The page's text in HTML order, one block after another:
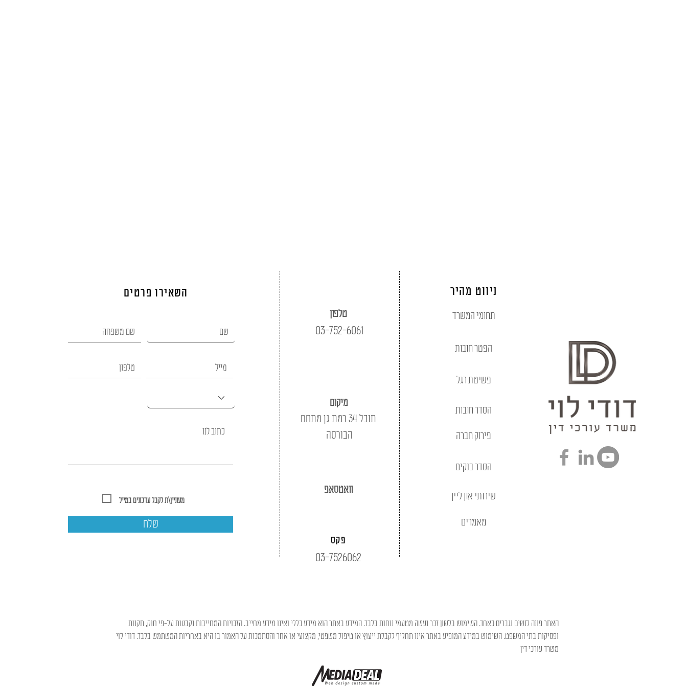
השאירו פרטים
שלח
טלפון
03-752-6061
מיקום
תובל 34 רמת גן מתחם
הבורסה
וואטסאפ
פקס
03-7526062
ניווט מהיר
תחומי המשרד
הפטר חובות
פשיטת רגל
הסדר חובות
פירוק חברה
הסדר בנקים
שירותי און ליין
מאמרים
האתר פונה לנשים וגברים כאחד. השימוש בלשון זכר נעשה מטעמי נוחות בלבד. המידע באתר הוא מידע כללי ואינו מידע מחייב. הזכויות המחייבות נקבעות על-פי חוק, תקנות
ופסיקות בתי המשפט. השימוש במידע המופיע באתר אינו תחליף לקבלת ייעוץ או טיפול משפטי, מקצועי או אחר והסתמכות על האמור בו היא באחריות המשתמש בלבד. דודי לוי
משרד עורכי דין